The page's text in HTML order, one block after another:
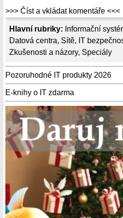
Hlavní rubriky: Informační
Datová centra, Sítě, IT
Zkušenosti a názory, Speciály
Pozoruhodné IT produkty 2026
E-knihy o IT zdarma
>>> Číst a vkládat komentáře <<<